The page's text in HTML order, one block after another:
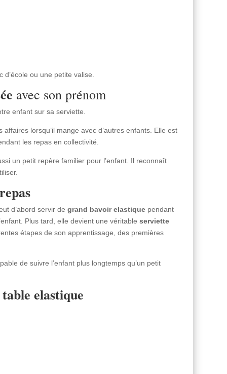
ou une petite valise.
avec son prénom
enfant sur sa serviette.
lorsqu’il mange avec d’autres enfants. Elle est
les repas en collectivité.
un petit repère familier pour l’enfant. Il reconnaît
d’abord servir de grand bavoir elastiquependant
Plus tard, elle devient une véritable serviette
étapes de son apprentissage, des premières
de suivre l’enfant plus longtemps qu’un petit
elastique